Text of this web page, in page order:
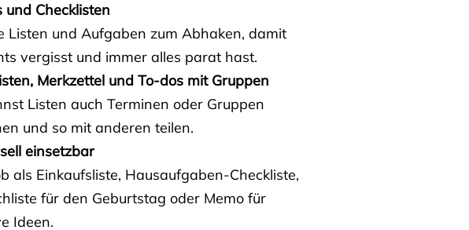
und Checklisten
Listen und Aufgaben zum Abhaken, damit
vergisst und immer alles parat hast.
Merkzettel und To-dos mit Gruppen
Listen auch Terminen oder Gruppen
und so mit anderen teilen.
einsetzbar
als Einkaufsliste, Hausaufgaben-Checkliste,
für den Geburtstag oder Memo für
Ideen.